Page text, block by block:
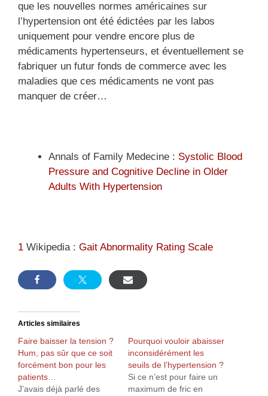
que les nouvelles normes américaines sur
l’hypertension ont été édictées par les labos
uniquement pour vendre encore plus de
médicaments hypertenseurs, et éventuellement se
fabriquer un futur fonds de commerce avec les
maladies que ces médicaments ne vont pas
manquer de créer…
Annals of Family Medecine : Systolic Blood
Pressure and Cognitive Decline in Older
Adults With Hypertension
1 Wikipedia : Gait Abnormality Rating Scale
Articles similaires
Faire baisser la tension ?
Hum, pas sûr que ce soit
forcément bon pour les
patients…
J’avais déjà parlé des
Pourquoi vouloir abaisser
inconsidérément les
seuils de l’hypertension ?
Si ce n’est pour faire un
maximum de fric en